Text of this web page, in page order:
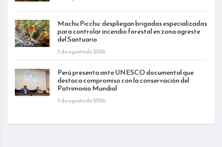
Machu Picchu: despliegan brigadas especializadas
para controlar incendio forestal en zona agreste
del Santuario
5 de agosto de 2026
Perú presenta ante UNESCO documental que
destaca compromiso con la conservación del
Patrimonio Mundial
5 de agosto de 2026